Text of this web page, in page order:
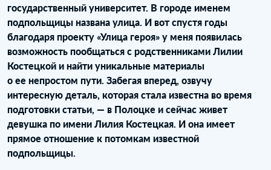
государственный университет. В городе именем
подпольщицы названа улица. И вот спустя годы
благодаря проекту «Улица героя» у меня появилась
возможность пообщаться с родственниками Лилии
Костецкой и найти уникальные материалы
о ее непростом пути. Забегая вперед, озвучу
интересную деталь, которая стала известна во время
подготовки статьи, — в Полоцке и сейчас живет
девушка по имени Лилия Костецкая. И она имеет
прямое отношение к потомкам известной
подпольщицы.